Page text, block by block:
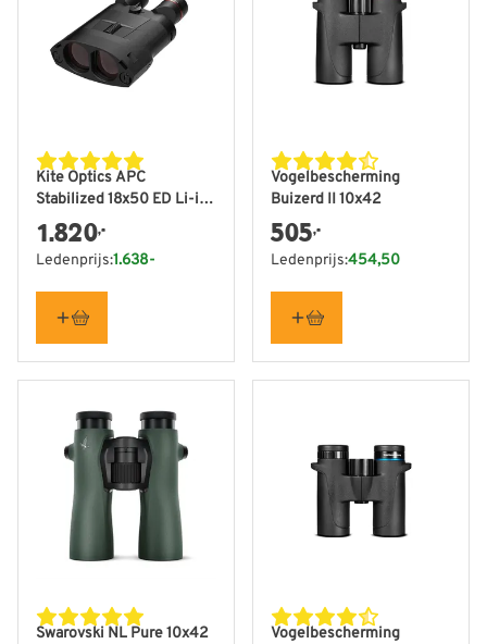
Kite Optics APC
Stabilized 18x50 ED Li-ion
- Vogelbescherming
Nederland editie
1.820,-
Ledenprijs:1.638-
Vogelbescherming
Buizerd II 10x42
505,-
Ledenprijs:454,50
Swarovski NL Pure 10x42 Vogelbescherming